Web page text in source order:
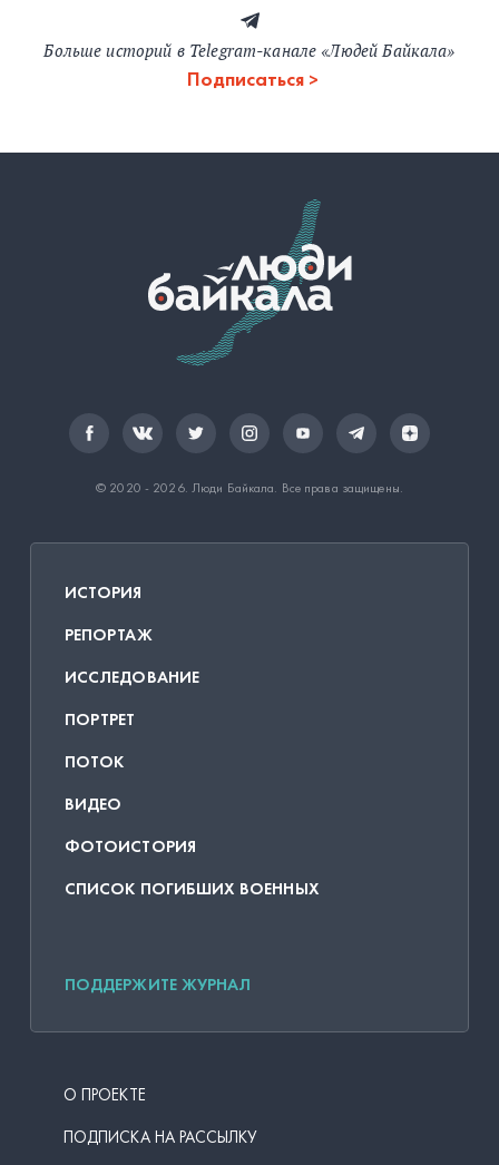
Больше историй в Telegram-канале «Людей Байкала»
Подписаться
© 2020 - 2026. Люди Байкала . Все права защищены.
ИСТОРИЯ
РЕПОРТАЖ
ИССЛЕДОВАНИЕ
ПОРТРЕТ
ПОТОК
ВИДЕО
ФОТОИСТОРИЯ
СПИСОК ПОГИБШИХ ВОЕННЫХ
ПОДДЕРЖИТЕ ЖУРНАЛ
О ПРОЕКТЕ
ПОДПИСКА НА РАССЫЛКУ